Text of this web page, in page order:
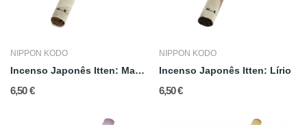
NIPPON KODO
Incenso Japonês Itten: Madeira de Agar (Aloe)
6,50 €
NIPPON KODO
Incenso Japonês Itten: Lírio
6,50 €